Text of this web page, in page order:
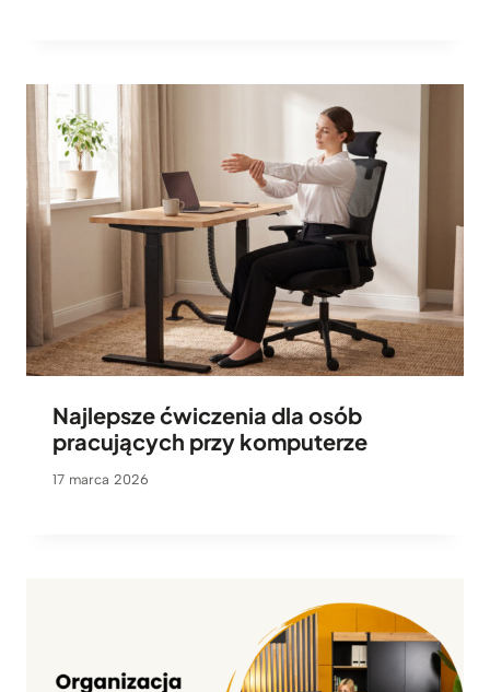
Najlepsze ćwiczenia dla osób
pracujących przy komputerze
17 marca 2026